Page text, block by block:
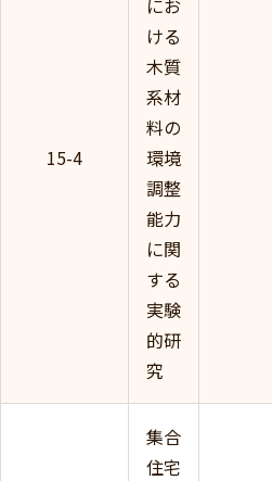
15-4
にお
ける
木質
系材
料の
環境
調整
能力
に関
する
実験
的研
究
集合
住宅